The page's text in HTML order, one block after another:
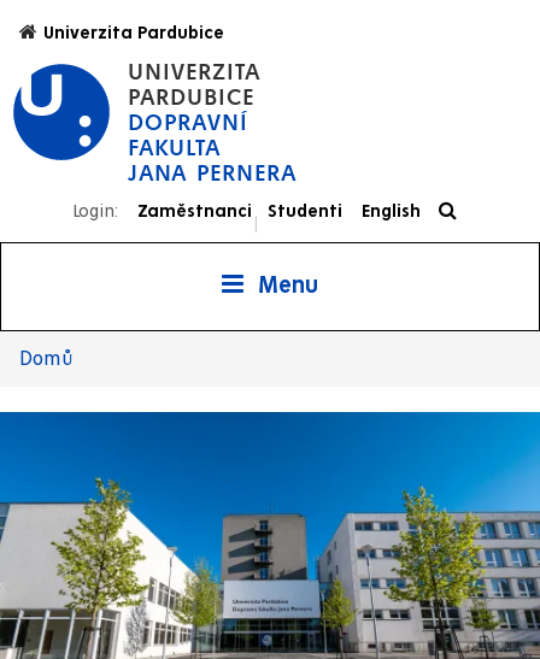
hlavnímu
obsahu
UNIVERZITA
PARDUBICE
DOPRAVNÍ
FAKULTA
JANA PERNERA
Univerzita Pardubice
Login: Zaměstnanci
|
Studenti English
Menu
Domů